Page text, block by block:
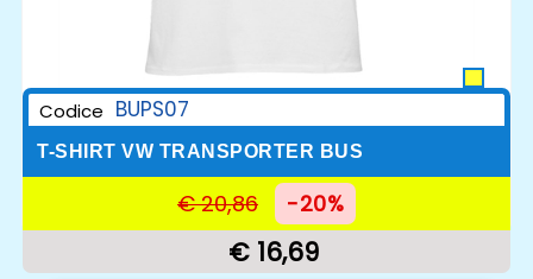
Codice BUPS07
T-SHIRT VW TRANSPORTER BUS
€ 20,86 -20%
€ 16,69